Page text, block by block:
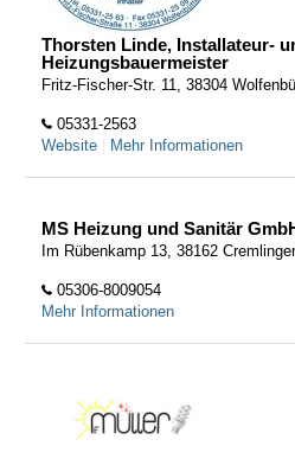
Thorsten Linde, Installateur-
Heizungsbauermeister
Fritz-Fischer-Str. 11, 38304
05331-2563
Website
Mehr Informationen
MS Heizung und Sanitär
Im Rübenkamp 13, 38162
05306-8009054
Mehr Informationen